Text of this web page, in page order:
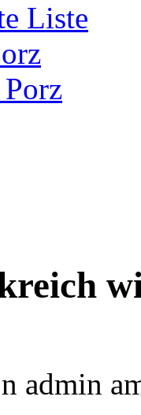
Liste
admin